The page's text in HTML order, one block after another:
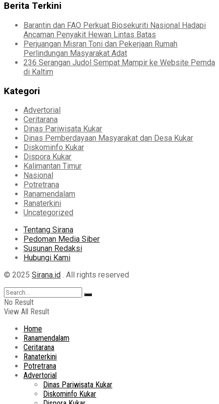
Berita Terkini
Barantin dan FAO Perkuat Biosekuriti Nasional Hadapi
Ancaman Penyakit Hewan Lintas Batas
Perjuangan Misran Toni dan Pekerjaan Rumah
Perlindungan Masyarakat Adat
236 Serangan Judol Sempat Mampir ke Website Pemda
di Kaltim
Kategori
Advertorial
Ceritarana
Dinas Pariwisata Kukar
Dinas Pemberdayaan Masyarakat dan Desa Kukar
Diskominfo Kukar
Dispora Kukar
Kalimantan Timur
Nasional
Potretrana
Ranamendalam
Ranaterkini
Uncategorized
Tentang Sirana
Pedoman Media Siber
Susunan Redaksi
Hubungi Kami
© 2025 Sirana.id . All rights reserved
No Result
View All Result
Home
Ranamendalam
Ceritarana
Ranaterkini
Potretrana
Advertorial
Dinas Pariwisata Kukar
Diskominfo Kukar